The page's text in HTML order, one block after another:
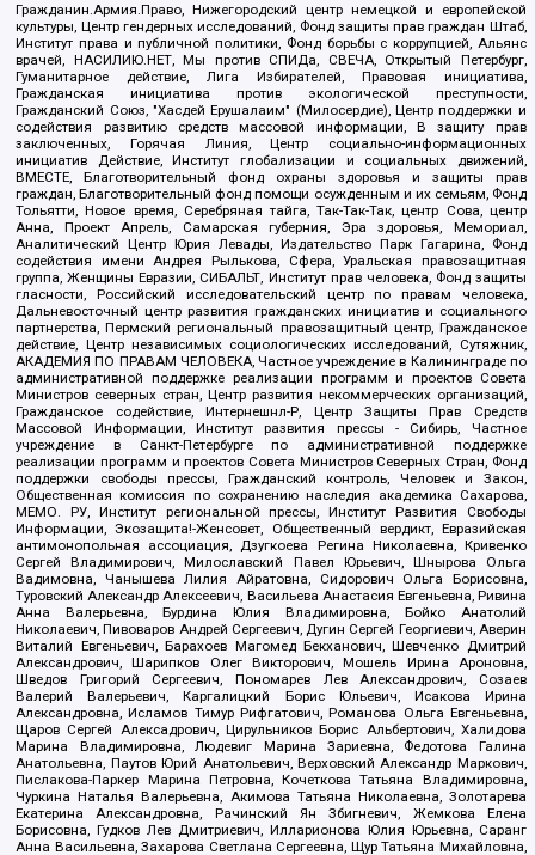
Гражданин.Армия.Право, Нижегородский центр немецкой и европейской
культуры, Центр гендерных исследований, Фонд защиты прав граждан Штаб,
Институт права и публичной политики, Фонд борьбы с коррупцией, Альянс
врачей, НАСИЛИЮ.НЕТ, Мы против СПИДа, СВЕЧА, Открытый Петербург,
Гуманитарное действие, Лига Избирателей, Правовая инициатива,
Гражданская инициатива против экологической преступности,
Гражданский Союз, "Хасдей Ерушалаим" (Милосердие), Центр поддержки и
содействия развитию средств массовой информации, В защиту прав
заключенных, Горячая Линия, Центр социально-информационных
инициатив Действие, Институт глобализации и социальных движений,
ВМЕСТЕ, Благотворительный фонд охраны здоровья и защиты прав
граждан, Благотворительный фонд помощи осужденным и их семьям, Фонд
Тольятти, Новое время, Серебряная тайга, Так-Так-Так, центр Сова, центр
Анна, Проект Апрель, Самарская губерния, Эра здоровья, Мемориал,
Аналитический Центр Юрия Левады, Издательство Парк Гагарина, Фонд
содействия имени Андрея Рылькова, Сфера, Уральская правозащитная
группа, Женщины Евразии, СИБАЛЬТ, Институт прав человека, Фонд защиты
гласности, Российский исследовательский центр по правам человека,
Дальневосточный центр развития гражданских инициатив и социального
партнерства, Пермский региональный правозащитный центр, Гражданское
действие, Центр независимых социологических исследований, Сутяжник,
АКАДЕМИЯ ПО ПРАВАМ ЧЕЛОВЕКА, Частное учреждение в Калининграде по
административной поддержке реализации программ и проектов Совета
Министров северных стран, Центр развития некоммерческих организаций,
Гражданское содействие, Интернешнл-Р, Центр Защиты Прав Средств
Массовой Информации, Институт развития прессы - Сибирь, Частное
учреждение в Санкт-Петербурге по административной поддержке
реализации программ и проектов Совета Министров Северных Стран, Фонд
поддержки свободы прессы, Гражданский контроль, Человек и Закон,
Общественная комиссия по сохранению наследия академика Сахарова,
МЕМО. РУ, Институт региональной прессы, Институт Развития Свободы
Информации, Экозащита!-Женсовет, Общественный вердикт, Евразийская
антимонопольная ассоциация, Дзугкоева Регина Николаевна, Кривенко
Сергей Владимирович, Милославский Павел Юрьевич, Шнырова Ольга
Вадимовна, Чанышева Лилия Айратовна, Сидорович Ольга Борисовна,
Туровский Александр Алексеевич, Васильева Анастасия Евгеньевна, Ривина
Анна Валерьевна, Бурдина Юлия Владимировна, Бойко Анатолий
Николаевич, Пивоваров Андрей Сергеевич, Дугин Сергей Георгиевич, Аверин
Виталий Евгеньевич, Барахоев Магомед Бекханович, Шевченко Дмитрий
Александрович, Шарипков Олег Викторович, Мошель Ирина Ароновна,
Шведов Григорий Сергеевич, Пономарев Лев Александрович, Созаев
Валерий Валерьевич, Каргалицкий Борис Юльевич, Исакова Ирина
Александровна, Исламов Тимур Рифгатович, Романова Ольга Евгеньевна,
Щаров Сергей Алексадрович, Цирульников Борис Альбертович, Халидова
Марина Владимировна, Людевиг Марина Зариевна, Федотова Галина
Анатольевна, Паутов Юрий Анатольевич, Верховский Александр Маркович,
Пислакова-Паркер Марина Петровна, Кочеткова Татьяна Владимировна,
Чуркина Наталья Валерьевна, Акимова Татьяна Николаевна, Золотарева
Екатерина Александровна, Рачинский Ян Збигневич, Жемкова Елена
Борисовна, Гудков Лев Дмитриевич, Илларионова Юлия Юрьевна, Саранг
Анна Васильевна, Захарова Светлана Сергеевна, Щур Татьяна Михайловна,